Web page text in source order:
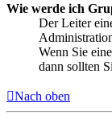
Wie werde ich
Der Leiter
Wenn Sie
dann sollten
Nach oben